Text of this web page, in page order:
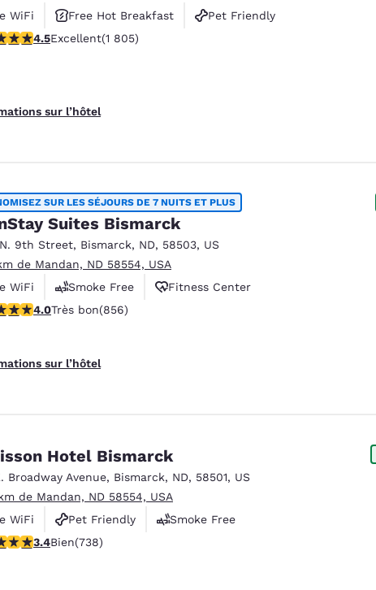
WiFi
Free Hot Breakfast
Pet Friendly
Excellent. 1805 commentaires
4.5Excellent(1 805)
sur l’hôtel
SUR LES SÉJOURS DE 7 NUITS ET PLUS
Suites Bismarck
9th Street, Bismarck, ND, 58503, US
de Mandan, ND 58554, USA
WiFi
Smoke Free
Fitness Center
Très bon. 856 commentaires
4.0Très bon(856)
sur l’hôtel
Hotel Bismarck
Broadway Avenue, Bismarck, ND, 58501, US
de Mandan, ND 58554, USA
WiFi
Pet Friendly
Smoke Free
Bien. 738 commentaires
3.4Bien(738)